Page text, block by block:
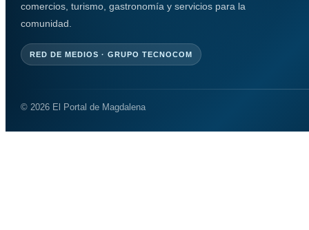
comercios, turismo, gastronomía y servicios para la
comunidad.
RED DE MEDIOS · GRUPO TECNOCOM
© 2026 El Portal de Magdalena